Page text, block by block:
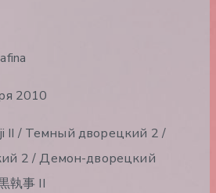
2010
II / Темный дворецкий 2 /
2 / Демон-дворецкий
執事 II